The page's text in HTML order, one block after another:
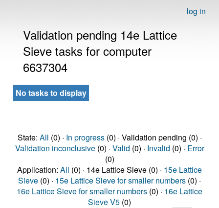
log in
Validation pending 14e Lattice
Sieve tasks for computer
6637304
No tasks to display
State: All (0) · In progress(0) · Validation pending (0) ·
Validation inconclusive(0) · Valid (0) · Invalid (0) · Error
(0)
Application: All (0) · 14e Lattice Sieve (0) · 15e Lattice
Sieve (0) · 15e Lattice Sieve for smaller numbers (0) ·
16e Lattice Sieve for smaller numbers (0) · 16e Lattice
Sieve V5 (0)